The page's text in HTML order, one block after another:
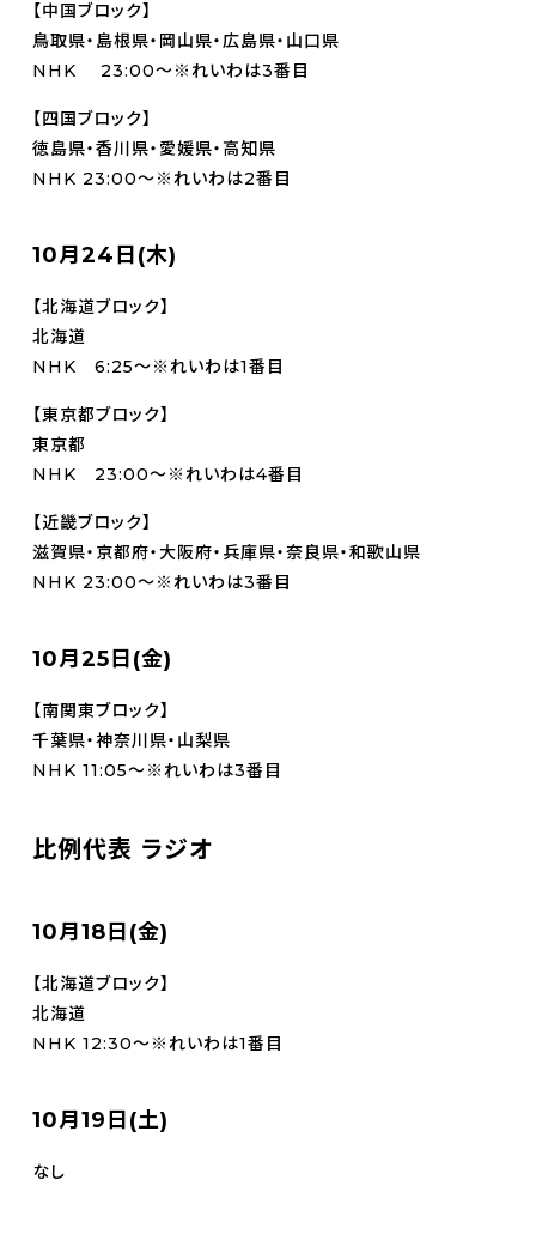
【中国ブロック】
鳥取県・島根県・岡山県・広島県・山口県
NHK 23:00～※れいわは3番目
【四国ブロック】
徳島県・香川県・愛媛県・高知県
NHK 23:00～※れいわは2番目
10月24日(木)
【北海道ブロック】
北海道
NHK 6:25～※れいわは1番目
【東京都ブロック】
東京都
NHK 23:00～※れいわは4番目
【近畿ブロック】
滋賀県・京都府・大阪府・兵庫県・奈良県・和歌山県
NHK 23:00～※れいわは3番目
10月25日(金)
【南関東ブロック】
千葉県・神奈川県・山梨県
NHK 11:05～※れいわは3番目
比例代表 ラジオ
10月18日(金)
【北海道ブロック】
北海道
NHK 12:30～※れいわは1番目
10月19日(土)
なし